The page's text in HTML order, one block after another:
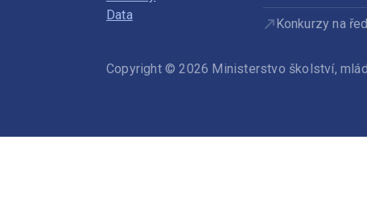
Data
Konkurzy na
Copyright © 2026 Ministerstvo školství,